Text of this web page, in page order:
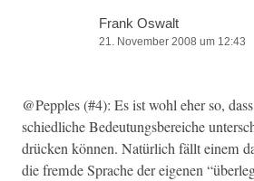
Frank Oswalt
21. November 2008 um 12:43
@Pepples (#4): Es ist wohl eher so,
schiedliche Bedeu­tungs­bere­iche
drück­en kön­nen. Natür­lich fällt einem
die fremde Sprache der eige­nen